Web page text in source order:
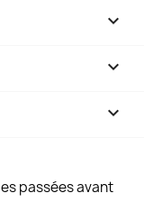


keyboard_arrow_down
passées avant